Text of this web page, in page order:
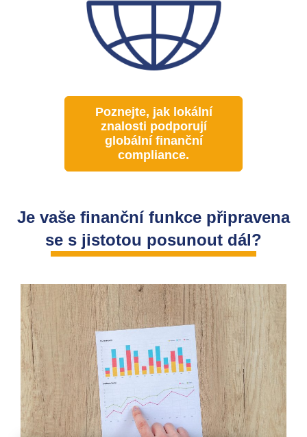
Poznejte, jak lokální
znalosti podporují
globální finanční
compliance.
Je vaše finanční funkce připravena
se s jistotou posunout dál?